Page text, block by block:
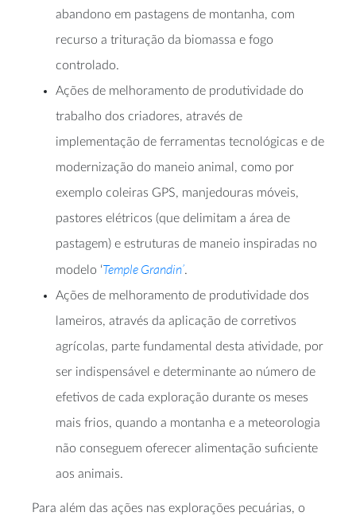
abandono em pastagens de montanha, com
recurso a trituração da biomassa e fogo
controlado.
Ações de melhoramento de produtividade do
trabalho dos criadores, através de
implementação de ferramentas tecnológicas e de
modernização do maneio animal, como por
exemplo coleiras GPS, manjedouras móveis,
pastores elétricos (que delimitam a área de
pastagem) e estruturas de maneio inspiradas no
modelo ‘Temple Grandin’.
Ações de melhoramento de produtividade dos
lameiros, através da aplicação de corretivos
agrícolas, parte fundamental desta atividade, por
ser indispensável e determinante ao número de
efetivos de cada exploração durante os meses
mais frios, quando a montanha e a meteorologia
não conseguem oferecer alimentação suficiente
aos animais.
Para além das ações nas explorações pecuárias, o